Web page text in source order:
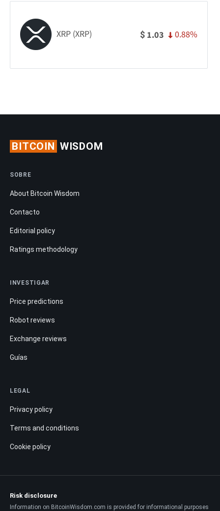
XRP (XRP) $ 1.03 0.88%
BITCOIN WISDOM
SOBRE
About Bitcoin Wisdom
Contacto
Editorial policy
Ratings methodology
INVESTIGAR
Price predictions
Robot reviews
Exchange reviews
Guías
LEGAL
Privacy policy
Terms and conditions
Cookie policy
Risk disclosure
Information on BitcoinWisdom.com is provided for informational purposes